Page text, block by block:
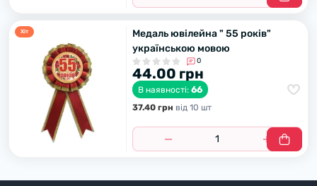
Хiт
Медаль ювілейна " 55 років"
українською мовою
0
44.00 грн
В наявності: 66
37.40 грн вiд 10 шт